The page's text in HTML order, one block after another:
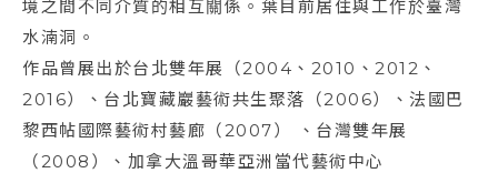
境之間不同介質的相互關係。葉目前居住與工作於臺灣
水湳洞。
作品曾展出於台北雙年展（2004、2010、2012、
2016）、台北寶藏巖藝術共生聚落（2006）、法國巴
黎西帖國際藝術村藝廊（2007） 、台灣雙年展
（2008）、加拿大溫哥華亞洲當代藝術中心